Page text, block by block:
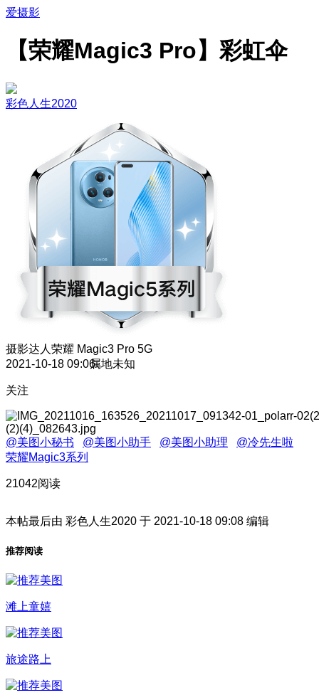
爱摄影
【荣耀Magic3 Pro】彩虹伞
彩色人生2020
摄影达人 荣耀 Magic3 Pro 5G
2021-10-18 09:06属地未知
关注
@美图小秘书 @美图小助手 @美图小助理
@冷先生啦
荣耀Magic3系列
21042阅读
本帖最后由 彩色人生2020 于 2021-10-18 09:08 编辑
推荐阅读
滩上童嬉
旅途路上